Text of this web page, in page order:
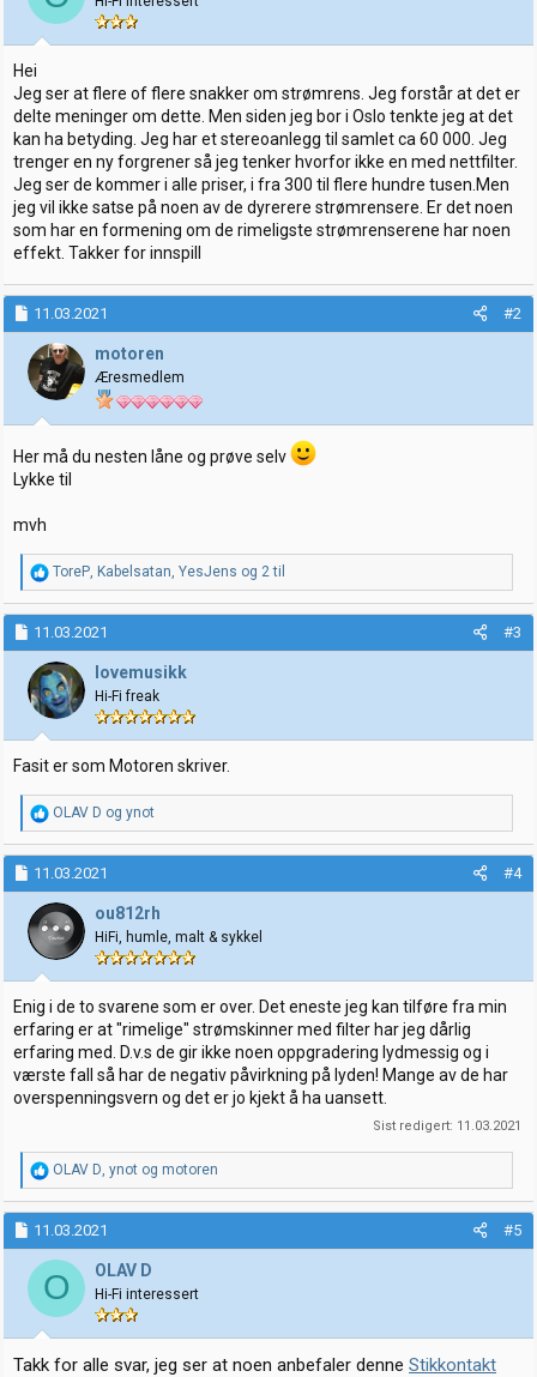
Hei
Jeg ser at flere of flere snakker om strømrens. Jeg forstår at det er
delte meninger om dette. Men siden jeg bor i Oslo tenkte jeg at det
kan ha betyding. Jeg har et stereoanlegg til samlet ca 60 000. Jeg
trenger en ny forgrener så jeg tenker hvorfor ikke en med nettfilter.
Jeg ser de kommer i alle priser, i fra 300 til flere hundre tusen.Men
jeg vil ikke satse på noen av de dyrerere strømrensere. Er det noen
som har en formening om de rimeligste strømrenserene har noen
effekt. Takker for innspill
11.03.2021 #2
motoren
Æresmedlem
Her må du nesten låne og prøve selv
Lykke til
mvh
R
e
a
k
s
j
o
n
e
r
:
ToreP, Kabelsatan, YesJens og 2 til
11.03.2021 #3
lovemusikk
Hi-Fi freak
Fasit er som Motoren skriver.
R
e
a
k
s
j
o
n
e
r
OLAV D og ynot
11.03.2021 #4
ou812rh
HiFi, humle, malt & sykkel
Enig i de to svarene som er over. Det eneste jeg kan tilføre fra min
erfaring er at "rimelige" strømskinner med filter har jeg dårlig
erfaring med. D.v.s de gir ikke noen oppgradering lydmessig og i
værste fall så har de negativ påvirkning på lyden! Mange av de har
overspenningsvern og det er jo kjekt å ha uansett.
Sist redigert: 11.03.2021
R
e
a
k
s
j
o
n
e
r
:
OLAV D, ynot og motoren
11.03.2021 #5
O OLAV D
Hi-Fi interessert
Takk for alle svar, jeg ser at noen anbefaler denne Stikkontakt